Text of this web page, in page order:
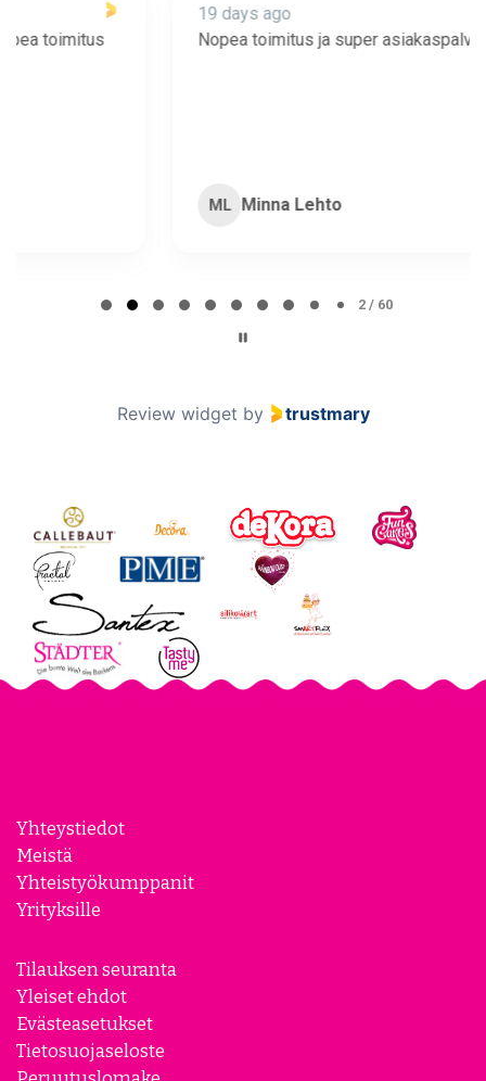
19 days ago
Nopea toimitus ja super asiakaspalvelua 🩷
2 / 60
Review widget by trustmary
Yhteystiedot
Meistä
Yhteistyökumppanit
Yrityksille
Tilauksen seuranta
Yleiset ehdot
Evästeasetukset
Tietosuojaseloste